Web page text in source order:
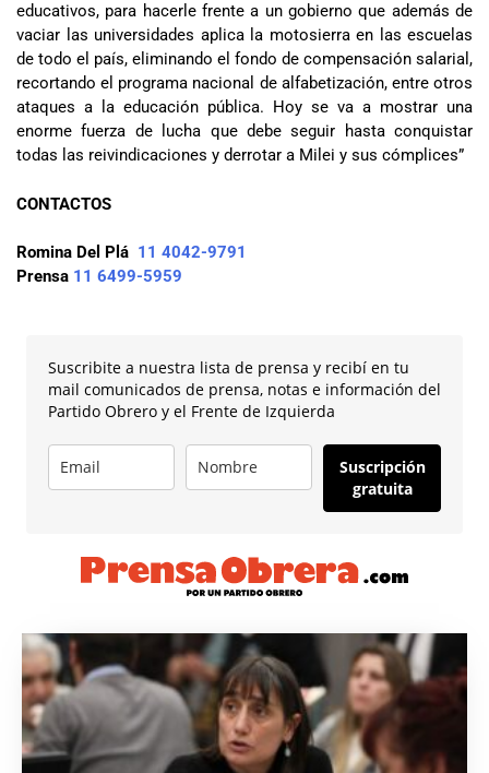
educativos, para hacerle frente a un gobierno que además de
vaciar las universidades aplica la motosierra en las escuelas
de todo el país, eliminando el fondo de compensación salarial,
recortando el programa nacional de alfabetización, entre otros
ataques a la educación pública. Hoy se va a mostrar una
enorme fuerza de lucha que debe seguir hasta conquistar
todas las reivindicaciones y derrotar a Milei y sus cómplices”
CONTACTOS
Romina Del Plá 11 4042-9791
Prensa 11 6499-5959
Suscribite a nuestra lista de prensa y recibí en tu
mail comunicados de prensa, notas e información del
Partido Obrero y el Frente de Izquierda
Suscripción
gratuita